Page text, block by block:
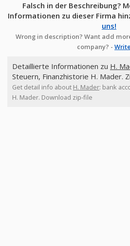
Falsch in der Beschreibung?
Informationen zu dieser Firma
uns!
Wrong in description? Want add
company? -
Detaillierte Informationen zu H.
Steuern, Finanzhistorie H. Mader.
Get detail info about H. Mader: bank
H. Mader. Download zip-file